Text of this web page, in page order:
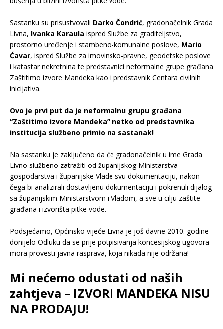
Sastanku su prisustvovali Darko Čondrić, gradonačelnik Grada
Livna, Ivanka Karaula ispred Službe za graditeljstvo,
prostorno uređenje i stambeno-komunalne poslove, Mario
Ćavar, ispred Službe za imovinsko-pravne, geodetske poslove
i katastar nekretnina te predstavnici neformalne grupe građana
Zaštitimo izvore Mandeka kao i predstavnik Centara civilnih
inicijativa.
Ovo je prvi put da je neformalnu grupu građana
“Zaštitimo izvore Mandeka” netko od predstavnika
institucija službeno primio na sastanak!
Na sastanku je zaključeno da će gradonačelnik u ime Grada
Livno službeno zatražiti od županijskog Ministarstva
gospodarstva i županijske Vlade svu dokumentaciju, nakon
čega bi analizirali dostavljenu dokumentaciju i pokrenuli dijalog
sa županijskim Ministarstvom i Vladom, a sve u cilju zaštite
građana i izvorišta pitke vode.
Podsjećamo, Općinsko vijeće Livna je još davne 2010. godine
donijelo Odluku da se prije potpisivanja koncesijskog ugovora
mora provesti javna rasprava, koja nikada nije održana!
Mi nećemo odustati od naših
zahtjeva – IZVORI MANDEKA NISU
NA PRODAJU!